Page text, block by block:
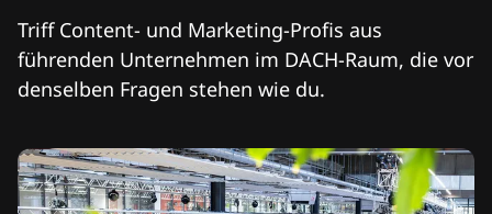
Triff Content- und Marketing-Profis aus
führenden Unternehmen im DACH-Raum, die vor
denselben Fragen stehen wie du.